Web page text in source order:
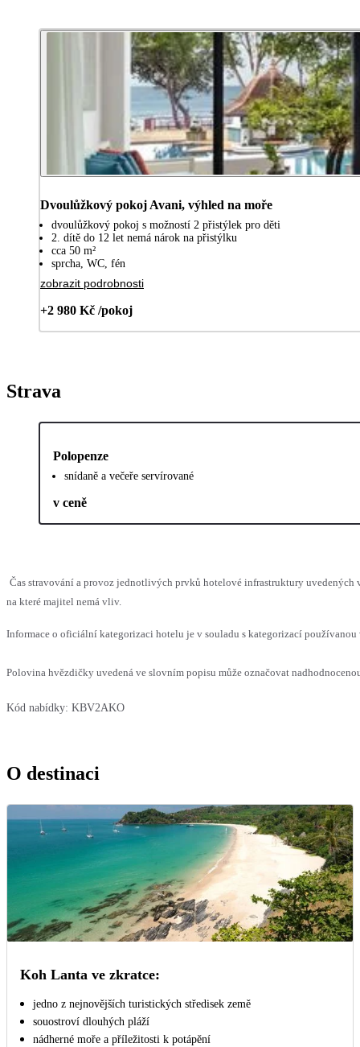
Dvoulůžkový pokoj Avani, výhled na moře
dvoulůžkový pokoj s možností 2 přistýlek pro děti
2. dítě do 12 let nemá nárok na přistýlku
cca 50 m²
sprcha, WC, fén
zobrazit podrobnosti
+2 980 Kč /pokoj
Strava
Polopenze
snídaně a večeře servírované
v ceně
Čas stravování a provoz jednotlivých prvků hotelové infrastruktury uvedených
na které majitel nemá vliv.
Informace o oficiální kategorizaci hotelu je v souladu s kategorizací
Polovina hvězdičky uvedená ve slovním popisu může označovat
Kód nabídky: KBV2AKO
O destinaci
Koh Lanta ve zkratce:
jedno z nejnovějších turistických středisek země
souostroví dlouhých pláží
nádherné moře a příležitosti k potápění